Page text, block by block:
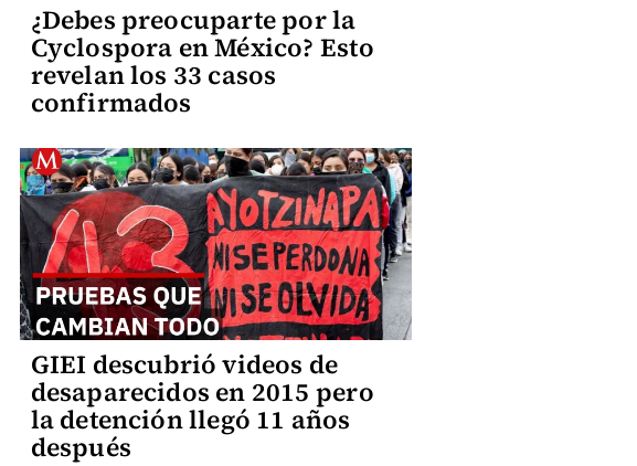
¿Debes preocuparte por la
Cyclospora en México? Esto
revelan los 33 casos
confirmados
GIEI descubrió videos de
desaparecidos en 2015 pero
la detención llegó 11 años
después